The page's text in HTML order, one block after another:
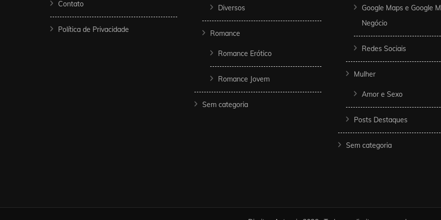
Contato
Política de Privacidade
Diversos
Romance
Romance Erótico
Romance Jovem
Sem categoria
Google Maps e Google
Negócio
Redes Sociais
Mulher
Amor e Sexo
Posts Destaques
Sem categoria